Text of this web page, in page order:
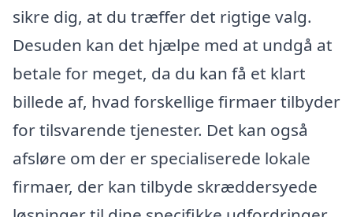
sikre dig, at du træffer det rigtige valg.
Desuden kan det hjælpe med at undgå at
betale for meget, da du kan få et klart
billede af, hvad forskellige firmaer tilbyder
for tilsvarende tjenester. Det kan også
afsløre om der er specialiserede lokale
firmaer, der kan tilbyde skræddersyede